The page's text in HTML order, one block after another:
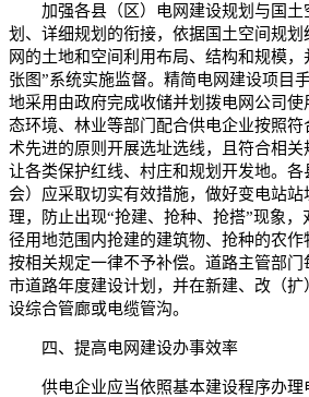
加强各县（区）电网建设规划与国
划、详细规划的衔接，依据国土空间规
网的土地和空间利用布局、结构和规模
张图”系统实施监督。精简电网建设项目
地采用由政府完成收储并划拨电网公司
态环境、林业等部门配合供电企业按照
术先进的原则开展选址选线，且符合相
让各类保护红线、村庄和规划开发地。
会）应采取切实有效措施，做好变电站
理，防止出现“抢建、抢种、抢搭”现象
径用地范围内抢建的建筑物、抢种的农作
按相关规定一律不予补偿。道路主管部
市道路年度建设计划，并在新建、改（
设综合管廊或电缆管沟。
四、提高电网建设办事效率
供电企业应当依照基本建设程序办